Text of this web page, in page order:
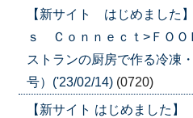
【新サイト はじめました
ｓ Ｃｏｎｎｅｃｔ>ＦＯ
ストランの厨房で作る冷凍
号）('23/02/14) (0720)
【新サイト はじめました